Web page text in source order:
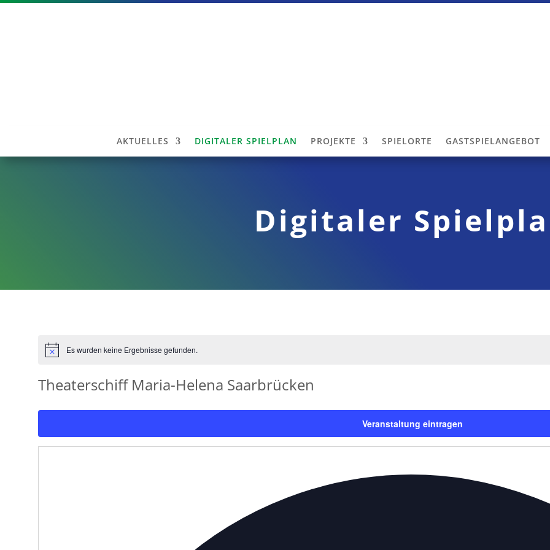
AKTUELLES DIGITALER SPIELPLAN PROJEKTE SPIELORTE GASTSPIELANGEBOT
Digitaler
HinweisEs wurden keine Ergebnisse gefunden.
Theaterschiff Maria-Helena Saarbrücken
Veranstaltung eintragen